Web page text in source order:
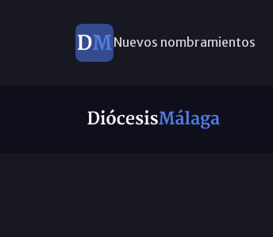
Nuevos nombramientos